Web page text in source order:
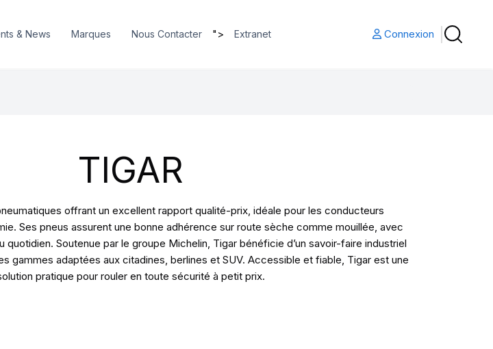
& News Marques Nous Contacter "> Extranet Connexion
TIGAR
offrant un excellent rapport qualité-prix, idéale pour les conducteurs
Ses pneus assurent une bonne adhérence sur route sèche comme mouillée, avec
Soutenue par le groupe Michelin, Tigar bénéficie d’un savoir-faire industriel
gammes adaptées aux citadines, berlines et SUV. Accessible et fiable, Tigar est une
pratique pour rouler en toute sécurité à petit prix.